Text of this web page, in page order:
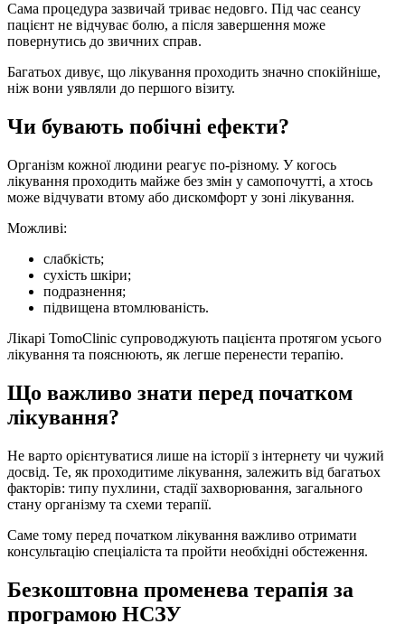
Сама процедура зазвичай триває недовго. Під час сеансу
пацієнт не відчуває болю, а після завершення може
повернутись до звичних справ.
Багатьох дивує, що лікування проходить значно спокійніше,
ніж вони уявляли до першого візиту.
Чи бувають побічні ефекти?
Організм кожної людини реагує по-різному. У когось
лікування проходить майже без змін у самопочутті, а хтось
може відчувати втому або дискомфорт у зоні лікування.
Можливі:
слабкість;
сухість шкіри;
подразнення;
підвищена втомлюваність.
Лікарі TomoClinic супроводжують пацієнта протягом усього
лікування та пояснюють, як легше перенести терапію.
Що важливо знати перед початком
лікування?
Не варто орієнтуватися лише на історії з інтернету чи чужий
досвід. Те, як проходитиме лікування, залежить від багатьох
факторів: типу пухлини, стадії захворювання, загального
стану організму та схеми терапії.
Саме тому перед початком лікування важливо отримати
консультацію спеціаліста та пройти необхідні обстеження.
Безкоштовна променева терапія за
програмою НСЗУ